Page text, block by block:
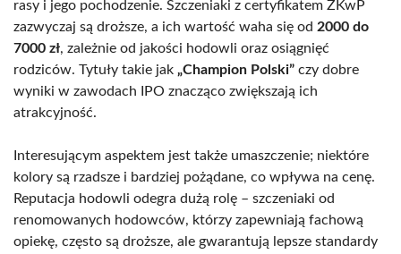
rasy i jego pochodzenie. Szczeniaki z certyfikatem ZKwP
zazwyczaj są droższe, a ich wartość waha się od 2000 do
7000 zł, zależnie od jakości hodowli oraz osiągnięć
rodziców. Tytuły takie jak „Champion Polski” czy dobre
wyniki w zawodach IPO znacząco zwiększają ich
atrakcyjność.
Interesującym aspektem jest także umaszczenie; niektóre
kolory są rzadsze i bardziej pożądane, co wpływa na cenę.
Reputacja hodowli odegra dużą rolę – szczeniaki od
renomowanych hodowców, którzy zapewniają fachową
opiekę, często są droższe, ale gwarantują lepsze standardy